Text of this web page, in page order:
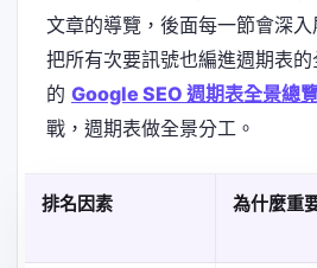
文章的導覽，後面每一節會深入
把所有次要訊號也編進週期表
的 Google SEO 週期表全景總
戰，週期表做全景分工。
排名因素 為什麼重